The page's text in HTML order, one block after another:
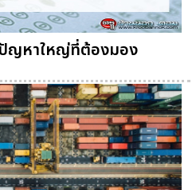
ญหาใหญ่ที่ต้องมอง